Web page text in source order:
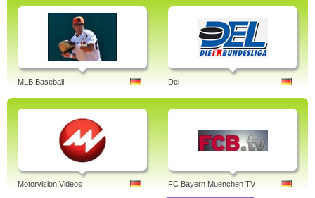
MLB Baseball Del
Motorvision Videos FC Bayern Muenchen TV